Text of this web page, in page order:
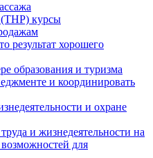
(ТНР) курсы
результат хорошего
образования и туризма
и координировать
и охране
и жизнедеятельности на
для